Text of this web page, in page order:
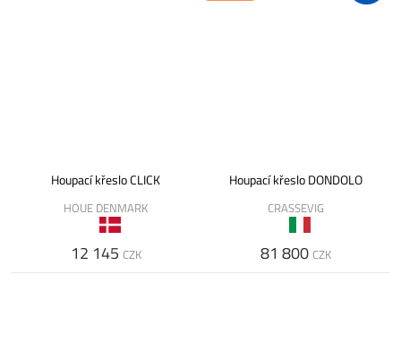
Houpací křeslo CLICK
HOUE DENMARK
12 145 CZK
Houpací křeslo DONDOLO
CRASSEVIG
81 800 CZK